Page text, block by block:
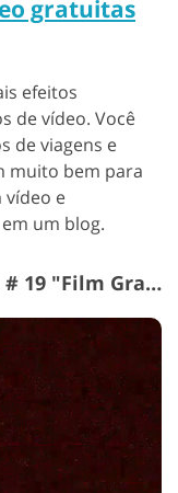
gratuitas
efeitos
de vídeo. Você
de viagens e
muito bem para
vídeo e
um blog.
Light Leak Video Overlay Free # 19 "Film Grain"